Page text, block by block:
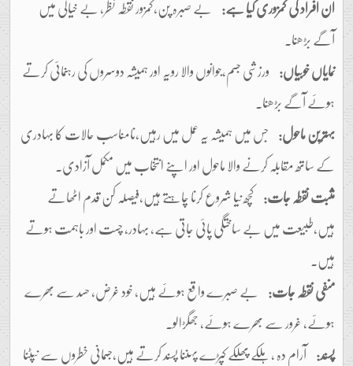
ان افراد کی کمزوری کیا ہے: بے صبرہ پن،کمزور نقطہ نظر، بے خیالی میں
آگے بڑھنا۔
نمایاں خوبیاں: ورزشی جسم،جوانوں والا رویہ اور ہمیشہ دوسروں کی رہنمائی کرتے
ہوئے آگے بڑھنا۔
بہترین ماحول: جس میں ہمیشہ یہ عمل میں رہیں،نامناسب حالات کا بہادری
کے ساتھ مقابلہ کرنے والا ماحول اور اپنے انتخاب میں مکمل آزادی۔
مثبت نقطہ جات: کچھ نیا شروع کرنا چاہتے ہیں،فیصلہ کن قدم اٹھاتے
ہیں،طبیعت میں بے ساختگی پائی جاتی ہے، بہادر، چست اور باہمت ہوتے
ہیں۔
منفی نقطہ جات: بے صبرے واقع ہوئے ہیں، خود غرض، حسد سے بھرے
ہوئے، غرور سے بھرے ہوئے، جھگڑالو۔
پسند: آرام دہ ، ہلکے پھلکے کپڑے پہننا پسند کرتے ہیں،جسمانی خطروں سے نپٹنا